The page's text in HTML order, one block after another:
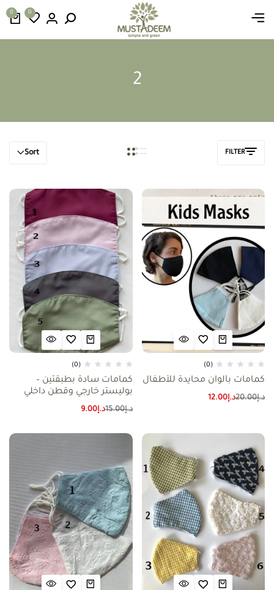
0
0
2
FILTER
Sort
(0)
كمامات بألوان محايدة للأطفال
د.إ20.00د.إ12.00
(0)
كمامات سادة بطبقتين –
بوليستر خارجي وقطن داخلي
د.إ15.00د.إ9.00